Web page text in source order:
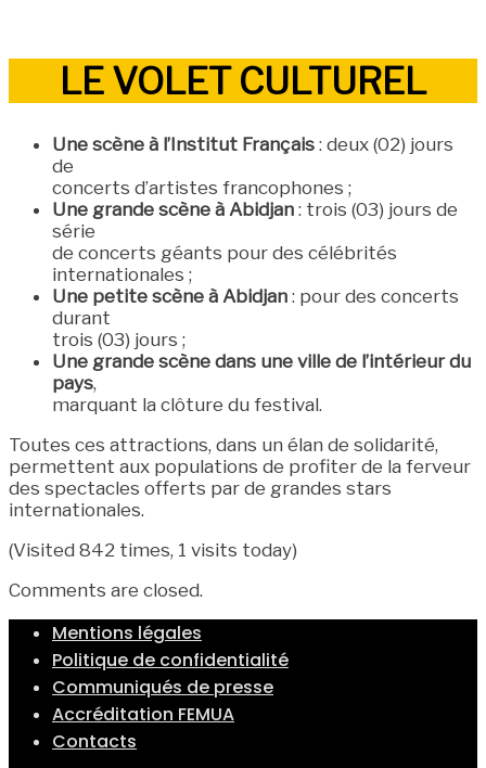
LE VOLET CULTUREL
Une scène à l’Institut Français : deux (02) jours
de
concerts d’artistes francophones ;
Une grande scène à Abidjan : trois (03) jours de
série
de concerts géants pour des célébrités
internationales ;
Une petite scène à Abidjan : pour des concerts
durant
trois (03) jours ;
Une grande scène dans une ville de l’intérieur du
pays,
marquant la clôture du festival.
Toutes ces attractions, dans un élan de solidarité,
permettent aux populations de profiter de la ferveur
des spectacles offerts par de grandes stars
internationales.
(Visited 842 times, 1 visits today)
Comments are closed.
Mentions légales
Politique de confidentialité
Communiqués de presse
Accréditation FEMUA
Contacts